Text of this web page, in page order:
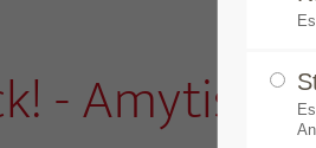
- Amytis: